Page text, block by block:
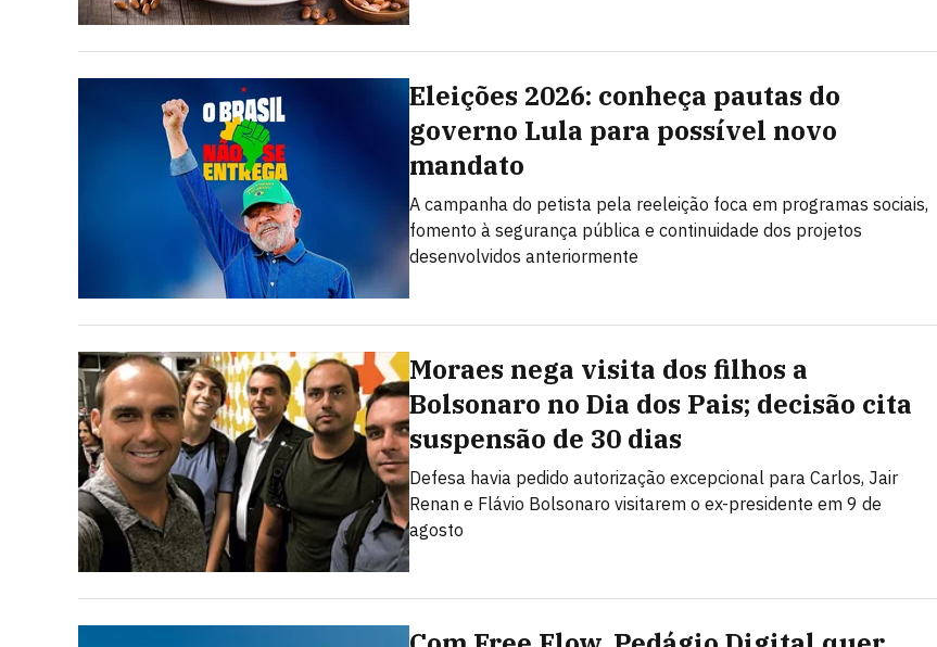
Eleições 2026: conheça pautas do
governo Lula para possível novo
mandato
A campanha do petista pela reeleição foca em programas sociais,
fomento à segurança pública e continuidade dos projetos
desenvolvidos anteriormente
Moraes nega visita dos filhos a
Bolsonaro no Dia dos Pais; decisão cita
suspensão de 30 dias
Defesa havia pedido autorização excepcional para Carlos, Jair
Renan e Flávio Bolsonaro visitarem o ex-presidente em 9 de
agosto